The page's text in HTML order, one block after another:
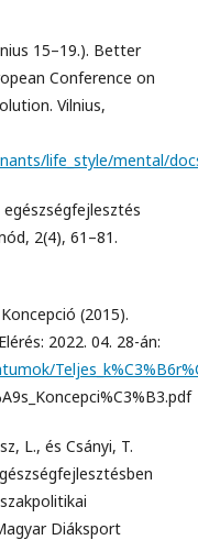
15–19.). Better
Conference on
Vilnius,
life_style/mental/
2(4), 61–81.
(2015).
2022. 04. 28-án:
L., és Csányi, T.
Diáksport